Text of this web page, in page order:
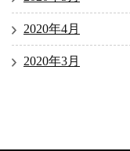
2020年4月
2020年3月